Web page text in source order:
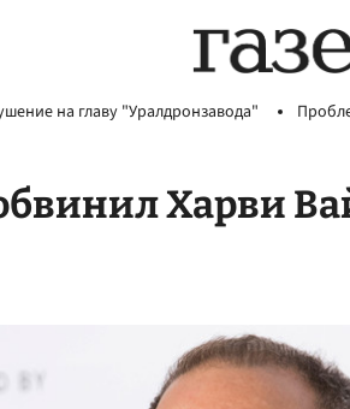
на главу "Уралдронзавода"
Харви